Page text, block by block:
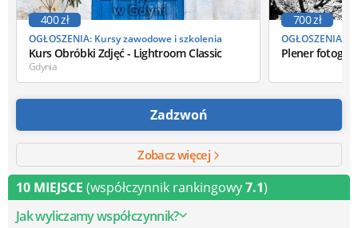
OGŁOSZENIA: Kursy zawodowe i szkolenia
Kurs Obróbki Zdjęć - Lightroom Classic
400 zł
Gdynia
OGŁOSZENIA:
Plener
700 zł
Zadzwoń
Zobacz więcej
10 MIEJSCE (współczynnik rankingowy7.1)
Jak wyliczamy współczynnik?